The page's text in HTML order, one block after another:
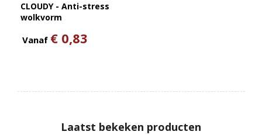
CLOUDY - Anti-stress
wolkvorm
Vanaf € 0,83
Laatst bekeken producten